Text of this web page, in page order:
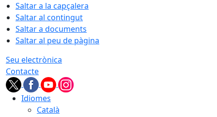
Saltar a la capçalera
Saltar al contingut
Saltar a documents
Saltar al peu de pàgina
Seu electrònica
Contacte
Idiomes
Català